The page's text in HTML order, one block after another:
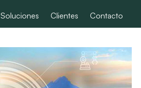
Soluciones Clientes Contacto